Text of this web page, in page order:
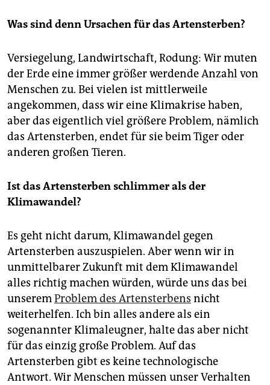
Was sind denn Ursachen für das Artensterben?
Versiegelung, Landwirtschaft, Rodung: Wir muten
der Erde eine immer größer werdende Anzahl von
Menschen zu. Bei vielen ist mittlerweile
angekommen, dass wir eine Klimakrise haben,
aber das eigentlich viel größere Problem, nämlich
das Artensterben, endet für sie beim Tiger oder
anderen großen Tieren.
Ist das Artensterben schlimmer als der
Klimawandel?
Es geht nicht darum, Klimawandel gegen
Artensterben auszuspielen. Aber wenn wir in
unmittelbarer Zukunft mit dem Klimawandel
alles richtig machen würden, würde uns das bei
unseremProblem des Artensterbens nicht
weiterhelfen. Ich bin alles andere als ein
sogenannter Klimaleugner, halte das aber nicht
für das einzig große Problem. Auf das
Artensterben gibt es keine technologische
Antwort. Wir Menschen müssen unser Verhalten